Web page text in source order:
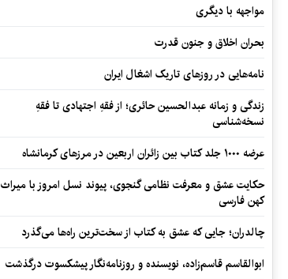
مواجهه با دیگری
بحران اخلاق و جنون قدرت
نامه‌هایی در روزهای تاریک اشغال ایران
زندگی و زمانه عبدالحسین حائری؛ از فقهِ اجتهادی تا فقهِ
نسخه‌شناسی
عرضه ۱۰۰۰ جلد کتاب بین زائران اربعین در مرزهای کرمانشاه
حکایت عشق و معرفت نظامی گنجوی، پیوند نسل امروز با میراث
کهن فارسی
چالدران؛ جایی که عشق به کتاب از سخت‌ترین راه‌ها می‌گذرد
ابوالقاسم قاسم‌زاده، نویسنده و روزنامه‌نگار پیشکسوت درگذشت